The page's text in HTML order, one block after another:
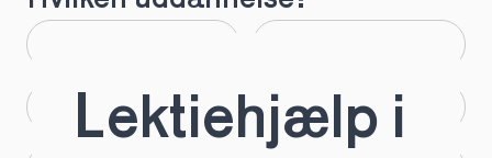
HTX HF
Lektiehjælp i